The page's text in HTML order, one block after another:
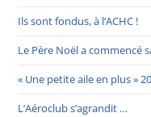
Ils sont fondus, à l’ACHC !
Le Père Noël a commencé
« Une petite aile en plus »
L’Aéroclub s’agrandit …